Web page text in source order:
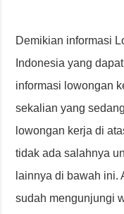
Demikian informasi
Indonesia yang
informasi lowongan
sekalian yang
lowongan kerja di
tidak ada salahnya
lainnya di bawah ini.
sudah mengunjungi